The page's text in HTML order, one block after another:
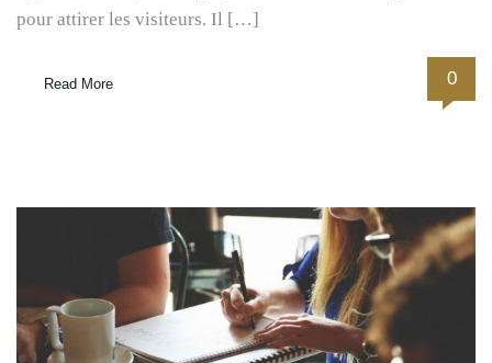
pour attirer les visiteurs. Il […]
Read More 0